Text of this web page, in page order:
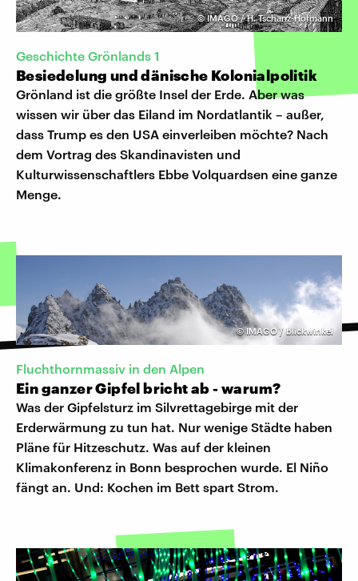
©IMAGO / H. Tschanz-Hofmann
Geschichte Grönlands 1
Besiedelung und dänische Kolonialpolitik
Grönland ist die größte Insel der Erde. Aber was
wissen wir über das Eiland im Nordatlantik – außer,
dass Trump es den USA einverleiben möchte? Nach
dem Vortrag des Skandinavisten und
Kulturwissenschaftlers Ebbe Volquardsen eine ganze
Menge.
©IMAGO / blickwinkel
Fluchthornmassiv in den Alpen
Ein ganzer Gipfel bricht ab - warum?
Was der Gipfelsturz im Silvrettagebirge mit der
Erderwärmung zu tun hat. Nur wenige Städte haben
Pläne für Hitzeschutz. Was auf der kleinen
Klimakonferenz in Bonn besprochen wurde. El Niño
fängt an. Und: Kochen im Bett spart Strom.